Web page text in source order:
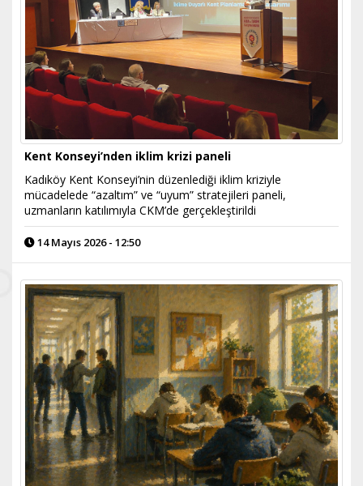
Kent Konseyi’nden iklim krizi paneli
Kadıköy Kent Konseyi’nin düzenlediği iklim kriziyle
mücadelede “azaltım” ve “uyum” stratejileri paneli,
uzmanların katılımıyla CKM’de gerçekleştirildi
14 Mayıs 2026 - 12:50